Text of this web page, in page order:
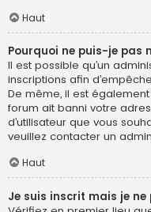
Haut
Pourquoi ne puis-je pas
Il est possible qu’un
inscriptions afin
De même, il est
forum ait banni votre
d’utilisateur que vous
veuillez contacter un
Haut
Je suis inscrit mais je ne